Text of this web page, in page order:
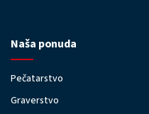
Naša ponuda
Pečatarstvo
Graverstvo